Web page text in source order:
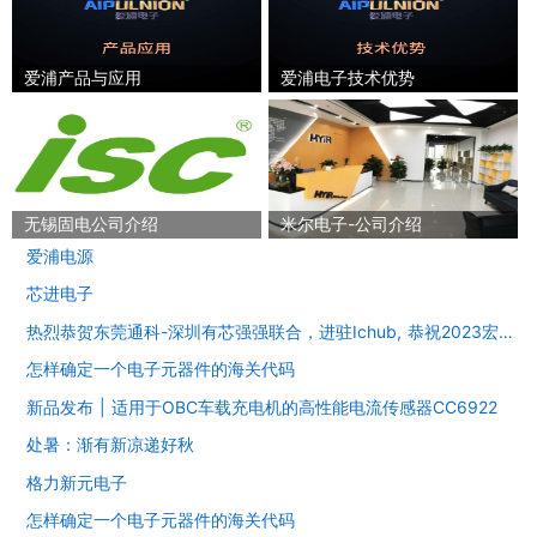
爱浦产品与应用 爱浦电子技术优势
无锡固电公司介绍
米尔电子-公司介绍
爱浦电源
芯进电子
热烈恭贺东莞通科-深圳有芯强强联合，进驻Ichub, 恭祝2023宏图大展事业长虹！
怎样确定一个电子元器件的海关代码
新品发布 | 适用于OBC车载充电机的高性能电流传感器CC6922
处暑：渐有新凉递好秋
格力新元电子
怎样确定一个电子元器件的海关代码